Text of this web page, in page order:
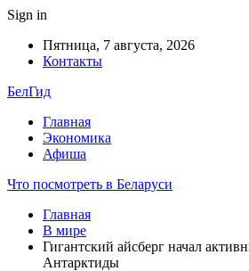
Sign in
Пятница, 7 августа, 2026
Контакты
БелГид
Главная
Экономика
Афиша
Что посмотреть в Беларуси
Главная
В мире
Гигантский айсберг начал
Антарктиды